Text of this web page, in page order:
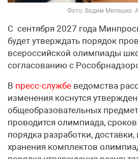
Фото: Вадим Мелешко.
С сентября 2027 года
будет утверждать порядок
всероссийской олимпиады
согласованию с
В пресс-службе ведомства
изменения коснутся
общеобразовательных
проводится олимпиада,
порядка разработки,
хранения комплектов